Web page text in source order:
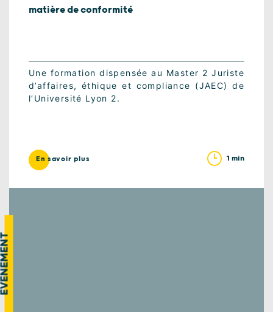
matière de conformité
Une formation dispensée au Master 2 Juriste
d’affaires, éthique et compliance (JAEC) de
l’Université Lyon 2.
En savoir plus 1 min